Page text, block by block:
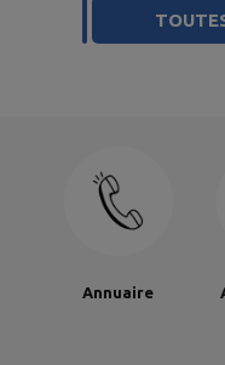
Annuaire